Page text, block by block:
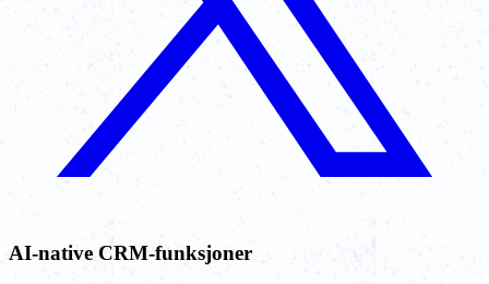
AI-native CRM-funksjoner